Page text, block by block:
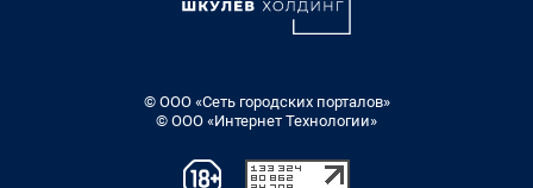
© ООО «Сеть городских порталов»
© ООО «Интернет Технологии»